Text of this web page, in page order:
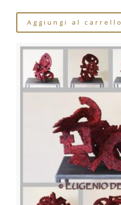
Aggiungi al carrello